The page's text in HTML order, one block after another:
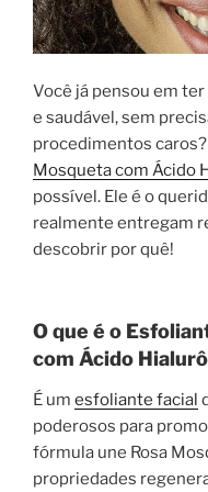
Você já pensou em
e saudável, sem
procedimentos
Mosqueta com Ácido
possível. Ele é o
realmente entregam
descobrir por quê!
O que é o
com Ácido
É um esfoliante facial
poderosos para
fórmula une Rosa
propriedades